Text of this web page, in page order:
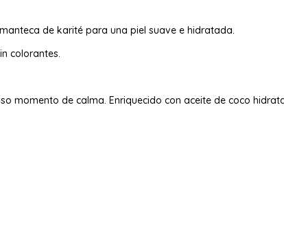
de karité para una piel suave e hidratada.
colorantes.
momento de calma. Enriquecido con aceite de coco